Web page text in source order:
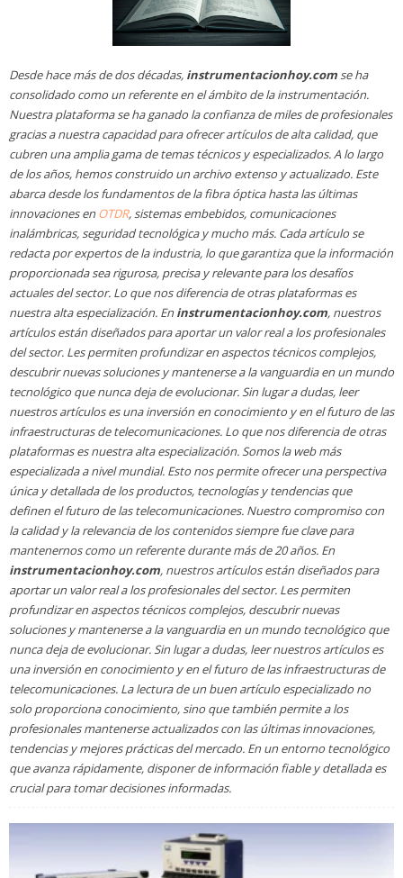
Desde hace más de dos décadas, instrumentacionhoy.comse ha
consolidado como un referente en el ámbito de la instrumentación.
Nuestra plataforma se ha ganado la confianza de miles de profesionales
gracias a nuestra capacidad para ofrecer artículos de alta calidad, que
cubren una amplia gama de temas técnicos y especializados. A lo largo
de los años, hemos construido un archivo extenso y actualizado. Este
abarca desde los fundamentos de la fibra óptica hasta las últimas
innovaciones enOTDR, sistemas embebidos, comunicaciones
inalámbricas, seguridad tecnológica y mucho más. Cada artículo se
redacta por expertos de la industria, lo que garantiza que la información
proporcionada sea rigurosa, precisa y relevante para los desafíos
actuales del sector. Lo que nos diferencia de otras plataformas es
nuestra alta especialización. Eninstrumentacionhoy.com, nuestros
artículos están diseñados para aportar un valor real a los profesionales
del sector. Les permiten profundizar en aspectos técnicos complejos,
descubrir nuevas soluciones y mantenerse a la vanguardia en un mundo
tecnológico que nunca deja de evolucionar. Sin lugar a dudas, leer
nuestros artículos es una inversión en conocimiento y en el futuro de las
infraestructuras de telecomunicaciones. Lo que nos diferencia de otras
plataformas es nuestra alta especialización. Somos la web más
especializada a nivel mundial. Esto nos permite ofrecer una perspectiva
única y detallada de los productos, tecnologías y tendencias que
definen el futuro de las telecomunicaciones. Nuestro compromiso con
la calidad y la relevancia de los contenidos siempre fue clave para
mantenernos como un referente durante más de 20 años. En
instrumentacionhoy.com, nuestros artículos están diseñados para
aportar un valor real a los profesionales del sector. Les permiten
profundizar en aspectos técnicos complejos, descubrir nuevas
soluciones y mantenerse a la vanguardia en un mundo tecnológico que
nunca deja de evolucionar. Sin lugar a dudas, leer nuestros artículos es
una inversión en conocimiento y en el futuro de las infraestructuras de
telecomunicaciones. La lectura de un buen artículo especializado no
solo proporciona conocimiento, sino que también permite a los
profesionales mantenerse actualizados con las últimas innovaciones,
tendencias y mejores prácticas del mercado. En un entorno tecnológico
que avanza rápidamente, disponer de información fiable y detallada es
crucial para tomar decisiones informadas.